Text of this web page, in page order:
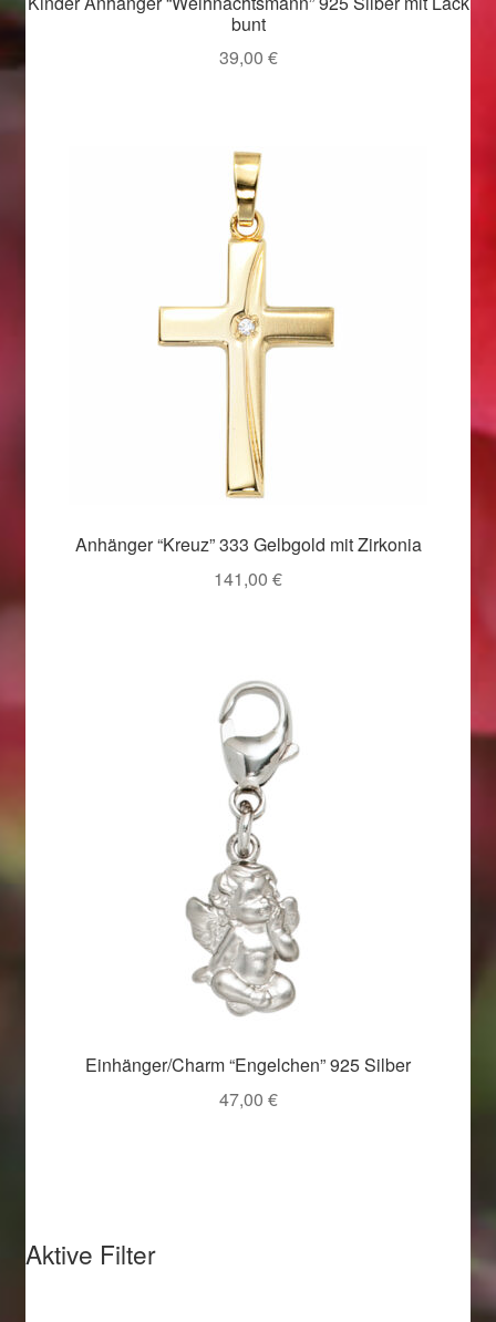
Weihnachtsangebote 2019
Weihnachtsangebote 2021
Woocommerce Predictive Search
bunt
39,00 €
Anhänger “Kreuz” 333 Gelbgold mit Zirkonia
141,00 €
Einhänger/Charm “Engelchen” 925 Silber
47,00 €
Aktive Filter